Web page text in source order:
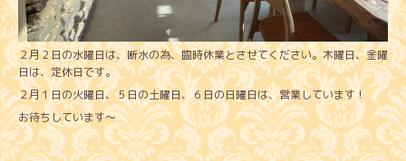
２月２日の水曜日は、断水の為、臨時休業とさせてください。木曜日、金曜
日は、定休日です。
２月１日の火曜日、５日の土曜日、６日の日曜日は、営業しています！
お待ちしています〜